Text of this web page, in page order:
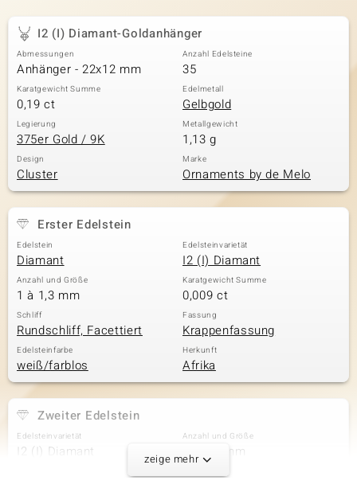
Classics
I2 (I) Diamant-Goldanhänger
Abmessungen
Anhänger - 22x12 mm
Anzahl Edelsteine
35
Karatgewicht Summe
0,19 ct
Edelmetall
Gelbgold
Legierung
375er Gold / 9K
Metallgewicht
1,13 g
Design
Cluster
Marke
Ornaments by de Melo
Erster Edelstein
Edelstein
Diamant
Edelsteinvarietät
I2 (I) Diamant
Anzahl und Größe
1 à 1,3 mm
Karatgewicht Summe
0,009 ct
Schliff
Rundschliff, Facettiert
Fassung
Krappenfassung
Edelsteinfarbe
weiß/farblos
Herkunft
Afrika
Zweiter Edelstein
Edelsteinvarietät
I2 (I) Diamant
Anzahl und Größe
6 à 1,2 mm
zeige mehr